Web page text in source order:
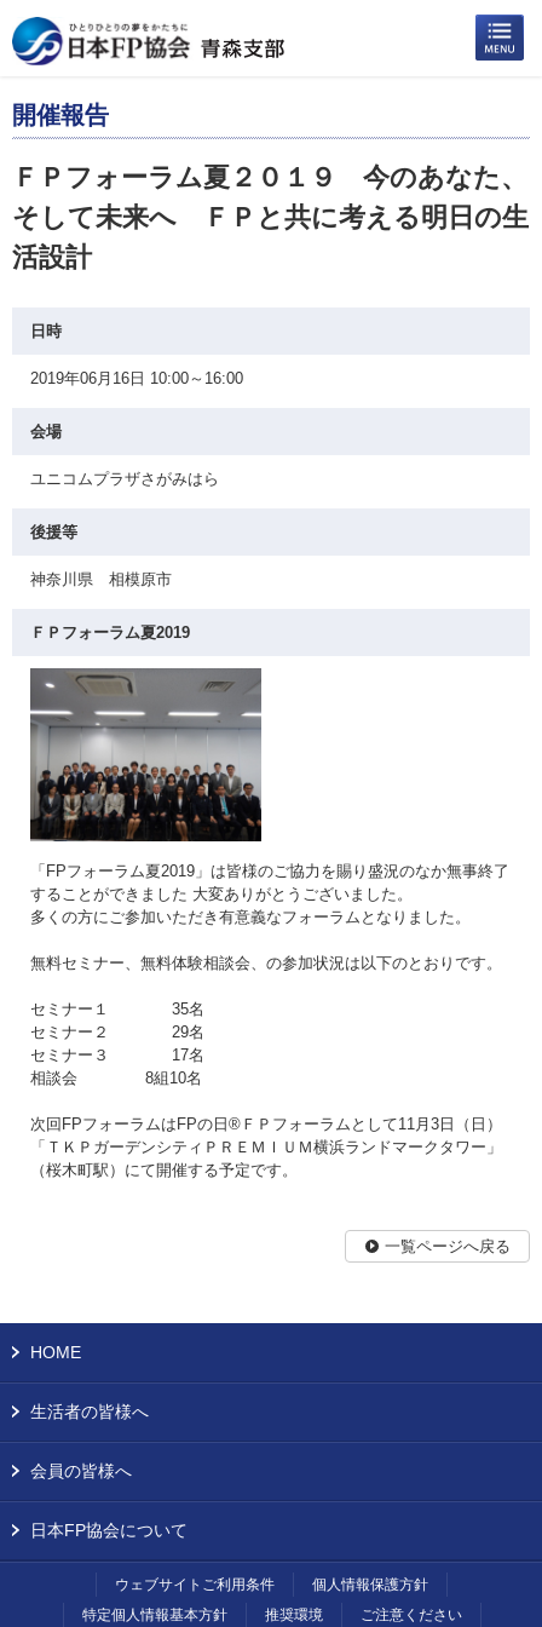
開催報告
ＦＰフォーラム夏２０１９ 今のあなた、
そして未来へ ＦＰと共に考える明日の生
活設計
日時
2019年06月16日 10:00～16:00
会場
ユニコムプラザさがみはら
後援等
神奈川県 相模原市
ＦＰフォーラム夏2019
「FPフォーラム夏2019」は皆様のご協力を賜り盛況のなか無事終了
することができました 大変ありがとうございました。
多くの方にご参加いただき有意義なフォーラムとなりました。
無料セミナー、無料体験相談会、の参加状況は以下のとおりです。
セミナー１ 35名
セミナー２ 29名
セミナー３ 17名
相談会 8組10名
次回FPフォーラムはFPの日®ＦＰフォーラムとして11月3日（日）
「ＴＫＰガーデンシティＰＲＥＭＩＵＭ横浜ランドマークタワー」
（桜木町駅）にて開催する予定です。
一覧ページへ戻る
HOME
生活者の皆様へ
会員の皆様へ
日本FP協会について
ウェブサイトご利用条件
個人情報保護方針
特定個人情報基本方針
推奨環境 ご注意ください